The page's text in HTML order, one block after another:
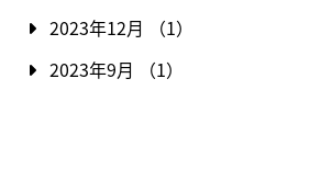
2023年12月 （1）
2023年9月 （1）